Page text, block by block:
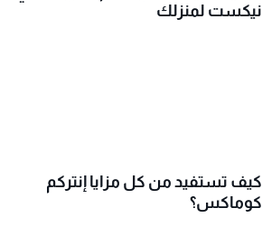
نيكست لمنزلك
كيف تستفيد من كل مزايا إنتركم
كوماكس؟